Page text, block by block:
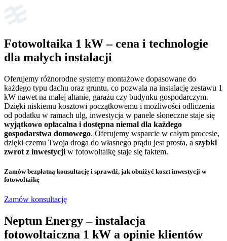
Fotowoltaika 1 kW– cena i technologie
dla małych instalacji
Oferujemy różnorodne systemy montażowe dopasowane do
każdego typu dachu oraz gruntu, co pozwala na instalację zestawu 1
kW nawet na małej altanie, garażu czy budynku gospodarczym.
Dzięki niskiemu kosztowi początkowemu i możliwości odliczenia
od podatku w ramach ulg, inwestycja w panele słoneczne staje się
wyjątkowo opłacalna i dostępna niemal dla każdego
gospodarstwa domowego. Oferujemy wsparcie w całym procesie,
dzięki czemu Twoja droga do własnego prądu jest prosta, a szybki
zwrot z inwestycji w fotowoltaikę staje się faktem.
Zamów bezpłatną konsultację i sprawdź, jak obniżyć koszt inwestycji w
fotowoltaikę
Zamów konsultację
Neptun Energy –instalacja
fotowoltaiczna 1 kW a opinie klientów